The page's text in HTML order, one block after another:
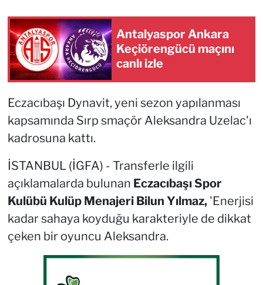
Antalyaspor Ankara
Keçiörengücü maçını
canlı izle
Eczacıbaşı Dynavit, yeni sezon yapılanması
kapsamında Sırp smaçör Aleksandra Uzelac'ı
kadrosuna kattı.
İSTANBUL (İGFA) - Transferle ilgili
açıklamalarda bulunan Eczacıbaşı Spor
Kulübü Kulüp Menajeri Bilun Yılmaz, 'Enerjisi
kadar sahaya koyduğu karakteriyle de dikkat
çeken bir oyuncu Aleksandra.